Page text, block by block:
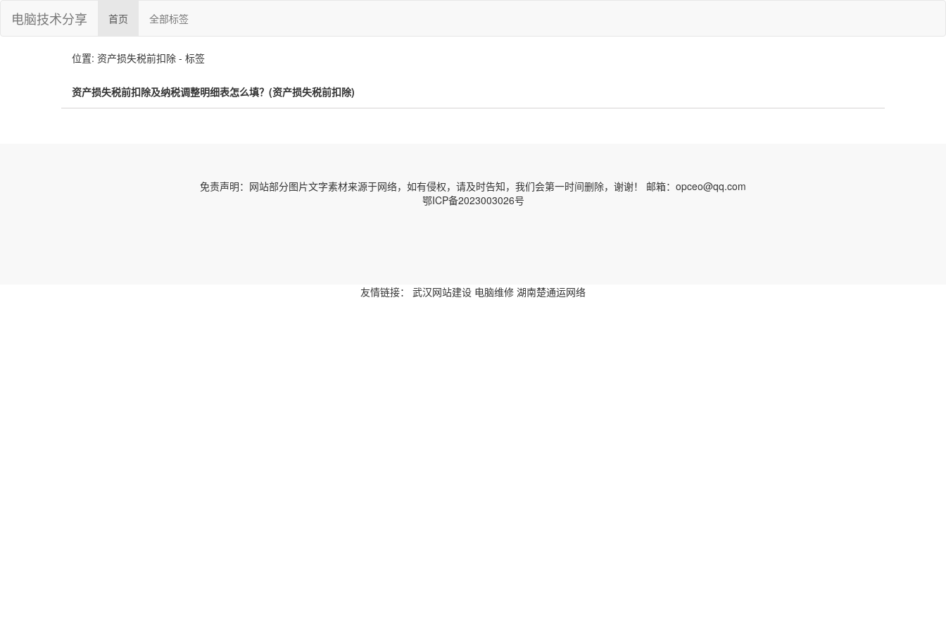
电脑技术分享 首页 全部标签
位置: 资产损失税前扣除 - 标签
资产损失税前扣除及纳税调整明细表怎么填？(资产损失税前扣除)
免责声明：网站部分图片文字素材来源于网络，如有侵权，请及时告知，我们会第一时间删除，谢谢！ 邮箱：opceo@qq.com
鄂ICP备2023003026号
友情链接： 武汉网站建设 电脑维修 湖南楚通运网络